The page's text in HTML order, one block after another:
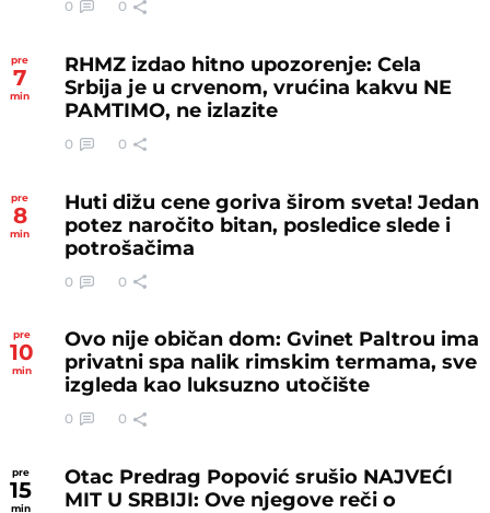
0 0
pre
7
min
RHMZ izdao hitno upozorenje: Cela
Srbija je u crvenom, vrućina kakvu NE
PAMTIMO, ne izlazite
0 0
pre
8
min
Huti dižu cene goriva širom sveta! Jedan
potez naročito bitan, posledice slede i
potrošačima
0 0
pre
10
min
Ovo nije običan dom: Gvinet Paltrou ima
privatni spa nalik rimskim termama, sve
izgleda kao luksuzno utočište
0 0
pre
15
min
Otac Predrag Popović srušio NAJVEĆI
MIT U SRBIJI: Ove njegove reči o